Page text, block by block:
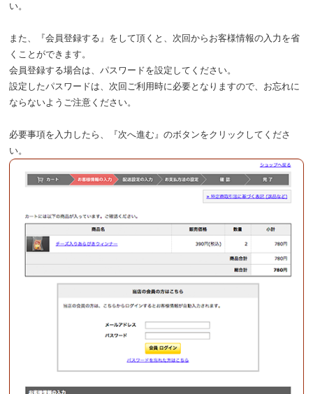
い。
また、『会員登録する』をして頂くと、次回からお客様情報の入力を省
くことができます。
会員登録する場合は、パスワードを設定してください。
設定したパスワードは、次回ご利用時に必要となりますので、お忘れに
ならないようご注意ください。
必要事項を入力したら、『次へ進む』のボタンをクリックしてくださ
い。